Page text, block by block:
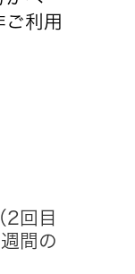
ご利用
回目
間の